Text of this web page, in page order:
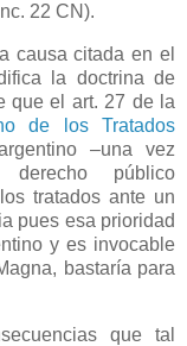
22 CN).
causa citada en el
la doctrina de
que el art. 27 de la
de los Tratados
–una vez
público
tratados ante un
pues esa prioridad
y es invocable
, bastaría para
que tal